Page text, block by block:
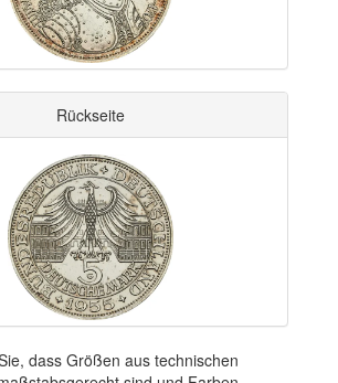
Rückseite
dass Größen aus technischen